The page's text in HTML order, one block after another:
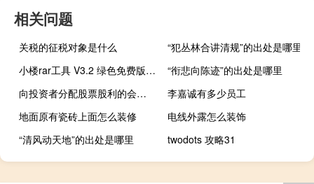
相关问题
关税的征税对象是什么
“犯丛林合讲清规”的出处是哪里
小楼rar工具 V3.2 绿色免费版（小楼rar工具 V3.2 绿色免费版功能简介）
“衔悲向陈迹”的出处是哪里
向投资者分配股票股利的会计分录
李嘉诚有多少员工
地面原有瓷砖上面怎么装修
电线外露怎么装饰
“清风动天地”的出处是哪里
twodots 攻略31